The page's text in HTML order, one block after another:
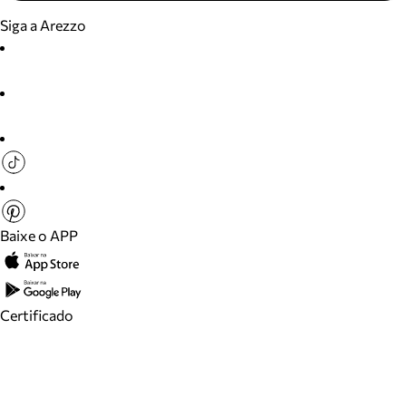
Siga a Arezzo
Baixe o APP
Certificado